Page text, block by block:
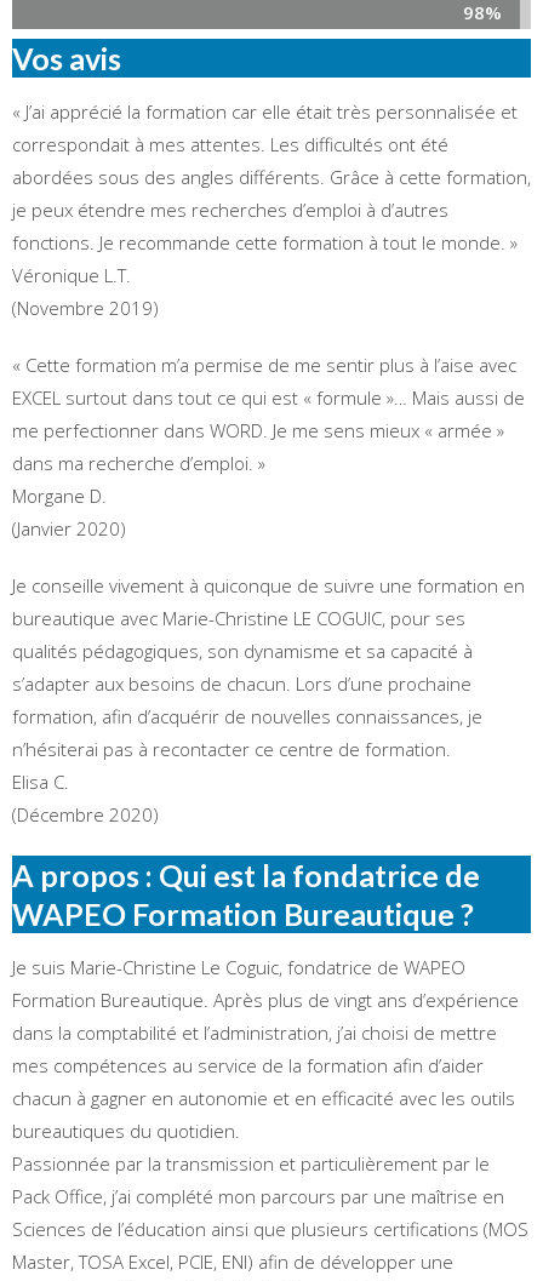
98%
Vos avis
« J’ai apprécié la formation car elle était très personnalisée et
correspondait à mes attentes. Les difficultés ont été
abordées sous des angles différents. Grâce à cette formation,
je peux étendre mes recherches d’emploi à d’autres
fonctions. Je recommande cette formation à tout le monde. »
Véronique L.T.
(Novembre 2019)
« Cette formation m’a permise de me sentir plus à l’aise avec
EXCEL surtout dans tout ce qui est « formule »… Mais aussi de
me perfectionner dans WORD. Je me sens mieux « armée »
dans ma recherche d’emploi. »
Morgane D.
(Janvier 2020)
Je conseille vivement à quiconque de suivre une formation en
bureautique avec Marie-Christine LE COGUIC, pour ses
qualités pédagogiques, son dynamisme et sa capacité à
s’adapter aux besoins de chacun. Lors d’une prochaine
formation, afin d’acquérir de nouvelles connaissances, je
n’hésiterai pas à recontacter ce centre de formation.
Elisa C.
(Décembre 2020)
A propos : Qui est la fondatrice de
WAPEO Formation Bureautique ?
Je suis Marie-Christine Le Coguic, fondatrice de WAPEO
Formation Bureautique. Après plus de vingt ans d’expérience
dans la comptabilité et l’administration, j’ai choisi de mettre
mes compétences au service de la formation afin d’aider
chacun à gagner en autonomie et en efficacité avec les outils
bureautiques du quotidien.
Passionnée par la transmission et particulièrement par le
Pack Office, j’ai complété mon parcours par une maîtrise en
Sciences de l’éducation ainsi que plusieurs certifications (MOS
Master, TOSA Excel, PCIE, ENI) afin de développer une